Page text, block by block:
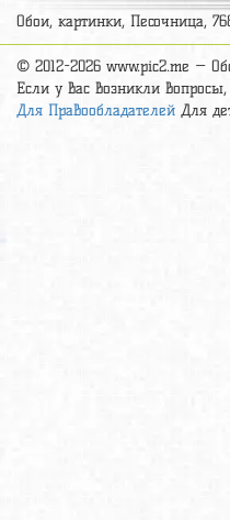
Обои, картинки, Песочница,
© 2012-2026 www.pic2.me —
Если у вас возникли
Для Правообладателей Для